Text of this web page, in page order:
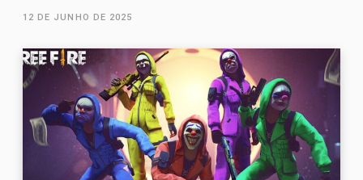
12 DE JUNHO DE 2025